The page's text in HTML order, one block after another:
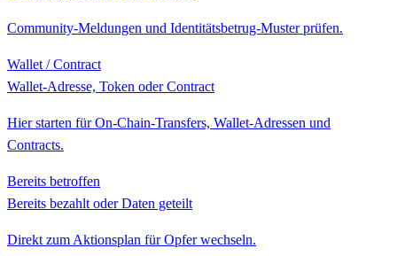
Community-Meldungen und Identitätsbetrug-Muster prüfen.
Wallet / Contract
Wallet-Adresse, Token oder Contract
Hier starten für On-Chain-Transfers, Wallet-Adressen und
Contracts.
Bereits betroffen
Bereits bezahlt oder Daten geteilt
Direkt zum Aktionsplan für Opfer wechseln.